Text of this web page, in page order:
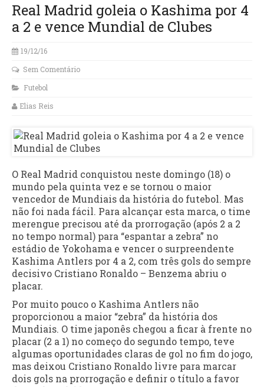
Real Madrid goleia o Kashima por 4
a 2 e vence Mundial de Clubes
19/12/16
Sem Comentário
Futebol
Elias Reis
O Real Madrid conquistou neste domingo (18) o
mundo pela quinta vez e se tornou o maior
vencedor de Mundiais da história do futebol. Mas
não foi nada fácil. Para alcançar esta marca, o time
merengue precisou até da prorrogação (após 2 a 2
no tempo normal) para “espantar a zebra” no
estádio de Yokohama e vencer o surpreendente
Kashima Antlers por 4 a 2, com três gols do sempre
decisivo Cristiano Ronaldo – Benzema abriu o
placar.
Por muito pouco o Kashima Antlers não
proporcionou a maior “zebra” da história dos
Mundiais. O time japonês chegou a ficar à frente no
placar (2 a 1) no começo do segundo tempo, teve
algumas oportunidades claras de gol no fim do jogo,
mas deixou Cristiano Ronaldo livre para marcar
dois gols na prorrogação e definir o título a favor